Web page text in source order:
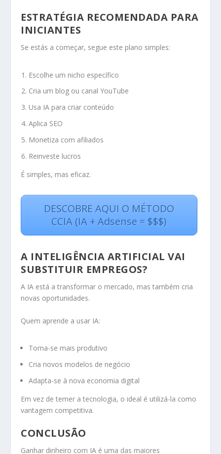
ESTRATÉGIA RECOMENDADA PARA
INICIANTES
Se estás a começar, segue este plano simples:
Escolhe um nicho específico
Cria um blog ou canal YouTube
Usa IA para criar conteúdo
Aplica SEO
Monetiza com afiliados
Reinveste lucros
É simples, mas eficaz.
DESCOBRE AQUI O MÉTODO
CCIA (IA + Adsense = $$$)
A INTELIGÊNCIA ARTIFICIAL VAI
SUBSTITUIR EMPREGOS?
A IA está a transformar o mercado, mas também cria
novas oportunidades.
Quem aprende a usar IA:
Torna-se mais produtivo
Cria novos modelos de negócio
Adapta-se à nova economia digital
Em vez de temer a tecnologia, o ideal é utilizá-la como
vantagem competitiva.
CONCLUSÃO
Ganhar dinheiro com IA é uma das maiores